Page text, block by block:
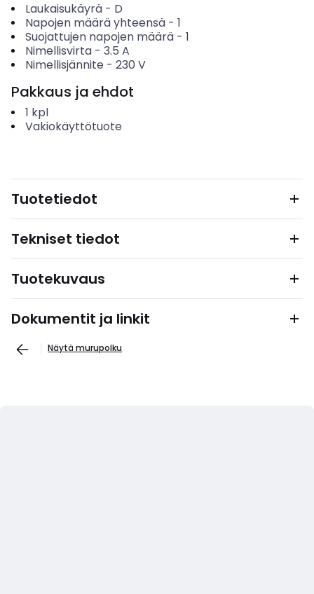
Laukaisukäyrä- D
Napojen määrä yhteensä- 1
Suojattujen napojen määrä- 1
Nimellisvirta- 3.5 A
Nimellisjännite - 230 V
Pakkaus ja ehdot
1 kpl
Vakiokäyttötuote
Tuotetiedot
Tekniset tiedot
Tuotekuvaus
Dokumentit ja linkit
Näytä murupolku